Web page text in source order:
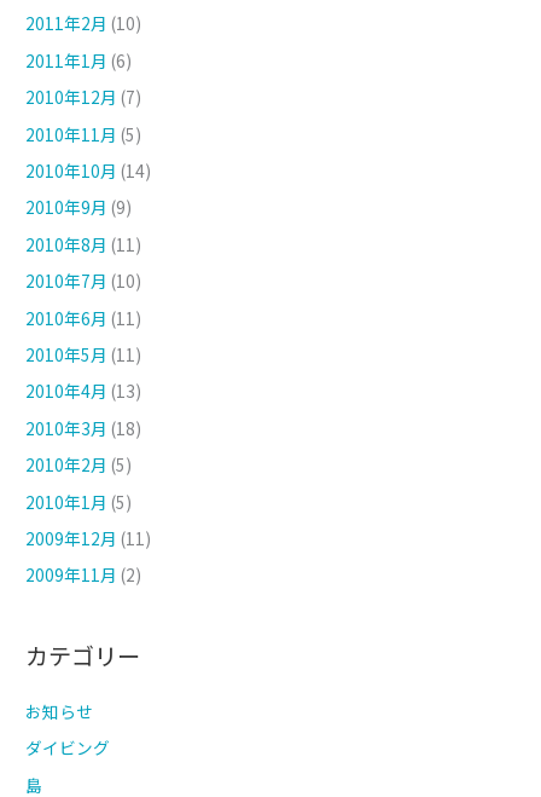
2011年2月 (10)
2011年1月 (6)
2010年12月 (7)
2010年11月 (5)
2010年10月 (14)
2010年9月 (9)
2010年8月 (11)
2010年7月 (10)
2010年6月 (11)
2010年5月 (11)
2010年4月 (13)
2010年3月 (18)
2010年2月 (5)
2010年1月 (5)
2009年12月 (11)
2009年11月 (2)
カテゴリー
お知らせ
ダイビング
島